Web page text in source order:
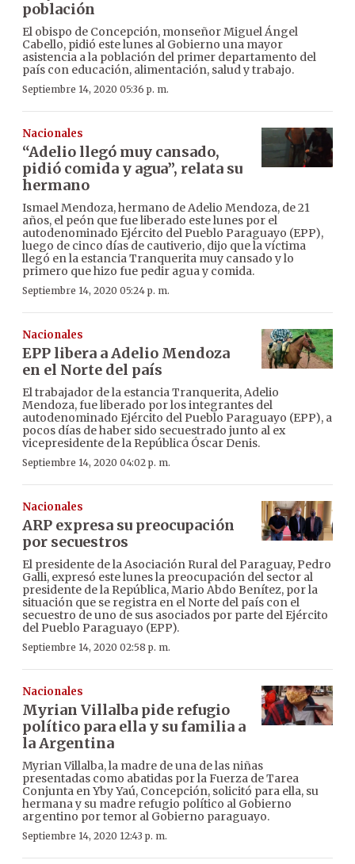
población
El obispo de Concepción, monseñor Miguel Ángel
Cabello, pidió este lunes al Gobierno una mayor
asistencia a la población del primer departamento del
país con educación, alimentación, salud y trabajo.
Septiembre 14, 2020 05:36 p. m.
Nacionales
“Adelio llegó muy cansado,
pidió comida y agua”, relata su
hermano
Ismael Mendoza, hermano de Adelio Mendoza, de 21
años, el peón que fue liberado este lunes por el
autodenominado Ejército del Pueblo Paraguayo (EPP),
luego de cinco días de cautiverio, dijo que la víctima
llegó en la estancia Tranquerita muy cansado y lo
primero que hizo fue pedir agua y comida.
Septiembre 14, 2020 05:24 p. m.
Nacionales
EPP libera a Adelio Mendoza
en el Norte del país
El trabajador de la estancia Tranquerita, Adelio
Mendoza, fue liberado por los integrantes del
autodenominado Ejército del Pueblo Paraguayo (EPP), a
pocos días de haber sido secuestrado junto al ex
vicepresidente de la República Óscar Denis.
Septiembre 14, 2020 04:02 p. m.
Nacionales
ARP expresa su preocupación
por secuestros
El presidente de la Asociación Rural del Paraguay, Pedro
Galli, expresó este lunes la preocupación del sector al
presidente de la República, Mario Abdo Benítez, por la
situación que se registra en el Norte del país con el
secuestro de uno de sus asociados por parte del Ejército
del Pueblo Paraguayo (EPP).
Septiembre 14, 2020 02:58 p. m.
Nacionales
Myrian Villalba pide refugio
político para ella y su familia a
la Argentina
Myrian Villalba, la madre de una de las niñas
presentadas como abatidas por la Fuerza de Tarea
Conjunta en Yby Yaú, Concepción, solicitó para ella, su
hermana y su madre refugio político al Gobierno
argentino por temor al Gobierno paraguayo.
Septiembre 14, 2020 12:43 p. m.